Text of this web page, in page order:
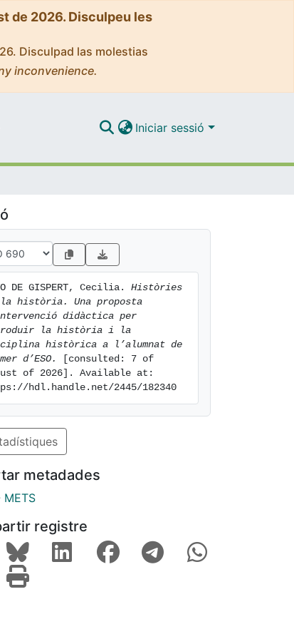
de 2026. Disculpeu les
Disculpad las molestias
inconvenience.
Iniciar sessió
DE GISPERT, Cecilia. Històries
història. Una proposta
didàctica per
la història i la
històrica a l’alumnat de
d’ESO.
[consulted: 7 of
of 2026]. Available at:
hdl.handle.net/2445/182340
metadades
METS
registre